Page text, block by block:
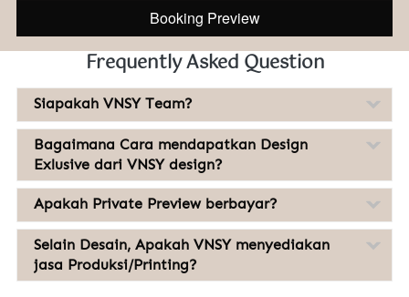
`Booking Preview
Frequently Asked Question
Siapakah VNSY Team?
Bagaimana Cara mendapatkan Design
Exlusive dari VNSY design?
Apakah Private Preview berbayar?
Selain Desain, Apakah VNSY menyediakan
jasa Produksi/Printing?